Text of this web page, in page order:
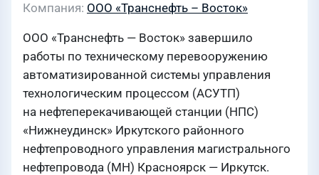
Компания ООО «Транснефть – Восток»
ООО «Транснефть — Восток» завершило
работы по техническому перевооружению
автоматизированной системы управления
технологическим процессом (АСУТП)
на нефтеперекачивающей станции (НПС)
«Нижнеудинск» Иркутского районного
нефтепроводного управления магистрального
нефтепровода (МН) Красноярск — Иркутск.